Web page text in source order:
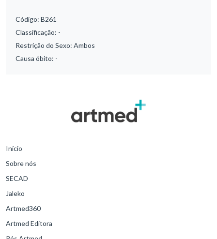
Código: B261
Classificação: -
Restrição do Sexo: Ambos
Causa óbito: -
Início
Sobre nós
SECAD
Jaleko
Artmed360
Artmed Editora